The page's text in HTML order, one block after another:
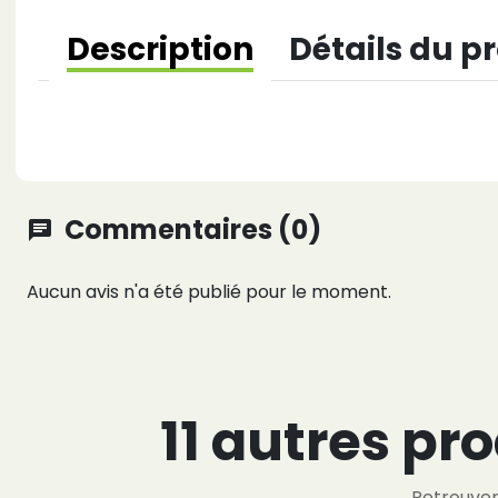
Description Détails du
chat Commentaires (0)
Aucun avis n'a été publié pour le moment.
11 autres